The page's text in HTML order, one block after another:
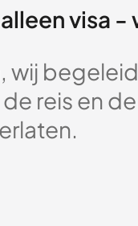
visa
wij
reis en